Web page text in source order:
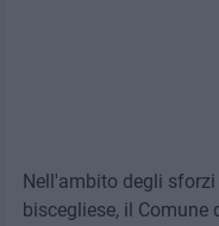
Nell'ambito degli
biscegliese, il